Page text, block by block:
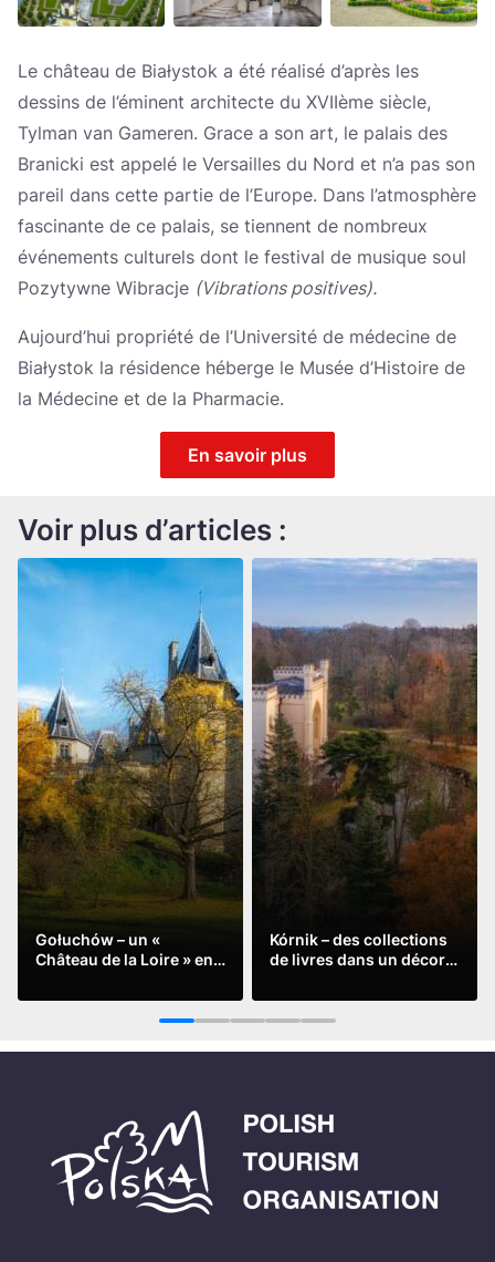
Le château de Białystok a été réalisé d’après les
dessins de l’éminent architecte du XVIIème siècle,
Tylman van Gameren. Grace a son art, le palais des
Branicki est appelé le Versailles du Nord et n’a pas son
pareil dans cette partie de l’Europe. Dans l’atmosphère
fascinante de ce palais, se tiennent de nombreux
événements culturels dont le festival de musique soul
Pozytywne Wibracje (Vibrations positives).
Aujourd’hui propriété de l’Université de médecine de
Białystok la résidence héberge le Musée d’Histoire de
la Médecine et de la Pharmacie.
En savoir plus
Voir plus d’articles :
Gołuchów – un «
Château de la Loire » en
Lire la suite
Kórnik – des collections
de livres dans un décor
Lire la suite
1 2 3 4 5